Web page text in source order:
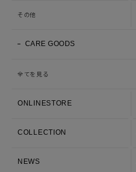
その他
CARE GOODS
全てを見る
ONLINESTORE
COLLECTION
NEWS